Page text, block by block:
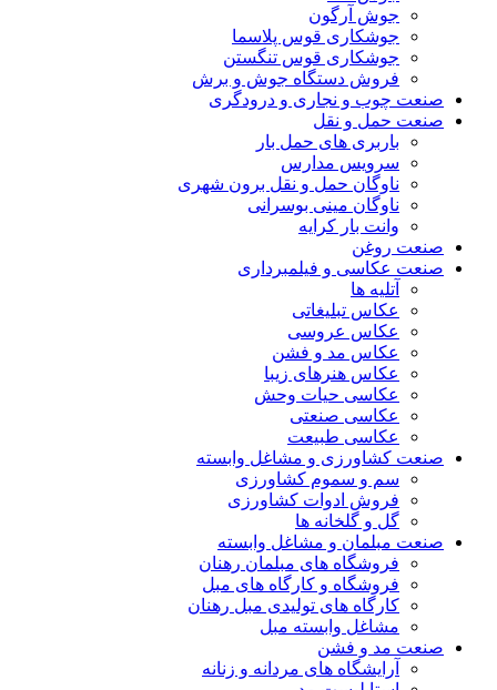
جوش آرگون
جوشکاری قوس پلاسما
جوشکاری قوس تنگستن
فروش دستگاه جوش و برش
صنعت چوب و نجاری و درودگری
صنعت حمل و نقل
باربری های حمل بار
سرویس مدارس
ناوگان حمل و نقل برون شهری
ناوگان مینی بوسرانی
وانت بار کرایه
صنعت روغن
صنعت عکاسی و فیلمبرداری
آتلیه ها
عکاس تبلیغاتی
عکاس عروسی
عکاس مد و فشن
عکاس هنرهای زیبا
عکاسی حیات وحش
عکاسی صنعتی
عکاسی طبیعت
صنعت کشاورزی و مشاغل وابسته
سم و سموم کشاورزی
فروش ادوات کشاورزی
گل و گلخانه ها
صنعت مبلمان و مشاغل وابسته
فروشگاه های مبلمان رهنان
فروشگاه و کارگاه های مبل
کارگاه های تولیدی مبل رهنان
مشاغل وابسته مبل
صنعت مد و فشن
آرایشگاه های مردانه و زنانه